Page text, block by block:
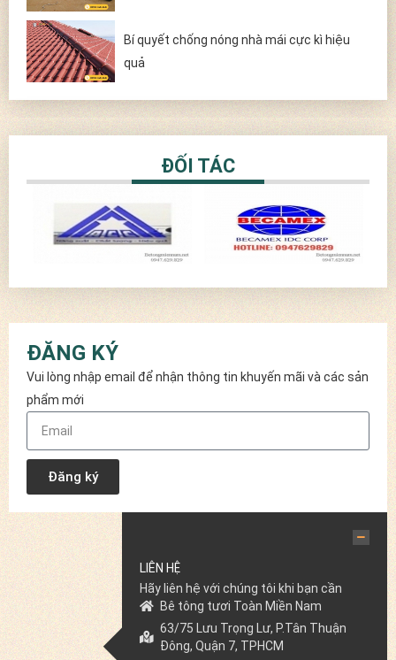
Bí quyết chống nóng nhà mái cực kì hiệu
quả
ĐỐI TÁC
ĐĂNG KÝ
Vui lòng nhập email để nhận thông tin khuyến mãi và các sản
phẩm mới
Đăng ký
LIÊN HỆ
Hãy liên hệ với chúng tôi khi bạn cần
Bê tông tươi Toàn Miền Nam
63/75 Lưu Trọng Lư, P.Tân Thuận
Đông, Quận 7, TPHCM